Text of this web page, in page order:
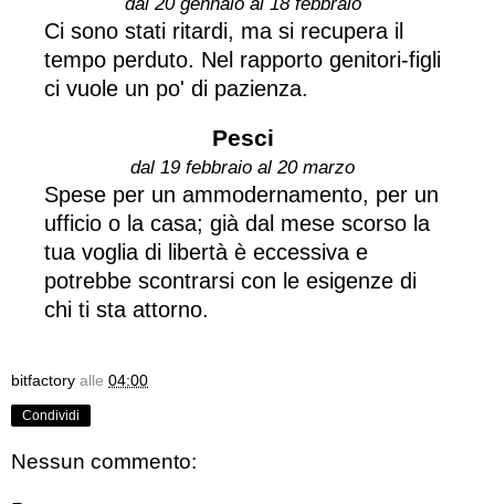
Ci sono stati ritardi, ma si recupera il
tempo perduto. Nel rapporto genitori-figli
ci vuole un po' di pazienza.
Pesci
dal 19 febbraio al 20 marzo
Spese per un ammodernamento, per un
ufficio o la casa; già dal mese scorso la
tua voglia di libertà è eccessiva e
potrebbe scontrarsi con le esigenze di
chi ti sta attorno.
bitfactory alle 04:00
Condividi
Nessun commento: